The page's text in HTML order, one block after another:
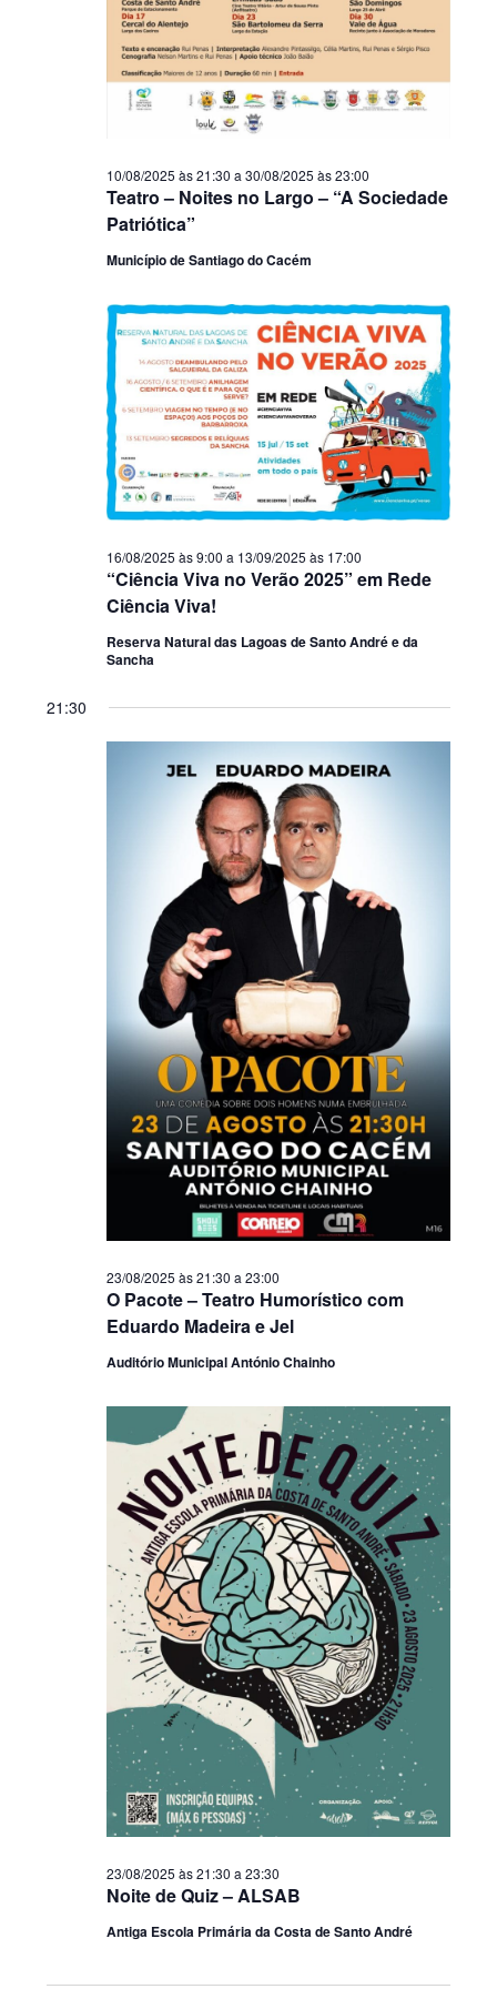
Teatro – Noites no Largo – “A Sociedade
Patriótica”
10/08/2025 às 21:30 a 30/08/2025 às 23:00
Município de Santiago do Cacém
“Ciência Viva no Verão 2025” em Rede
Ciência Viva!
16/08/2025 às 9:00 a 13/09/2025 às 17:00
Reserva Natural das Lagoas de Santo André e da
Sancha
21:30
O Pacote – Teatro Humorístico com
Eduardo Madeira e Jel
23/08/2025 às 21:30 a23:00
Auditório Municipal António Chainho
Noite de Quiz – ALSAB
23/08/2025 às 21:30 a 23:30
Antiga Escola Primária da Costa de Santo André